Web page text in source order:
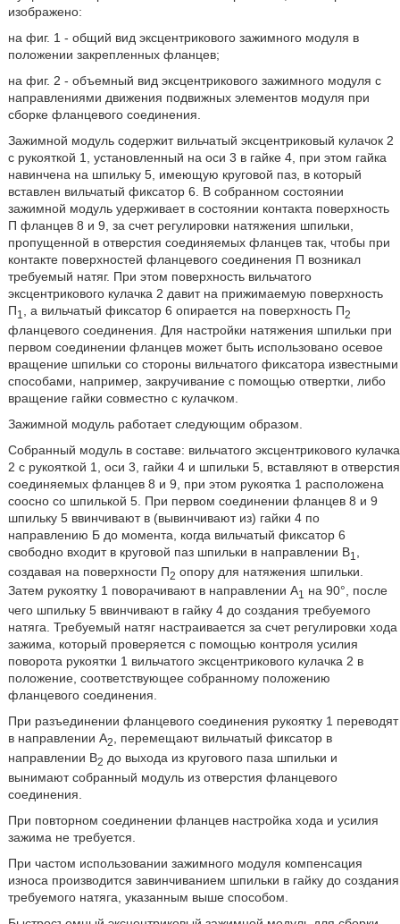
изображено:
на фиг. 1 - общий вид эксцентрикового зажимного модуля в
положении закрепленных фланцев;
на фиг. 2 - объемный вид эксцентрикового зажимного модуля с
направлениями движения подвижных элементов модуля при
сборке фланцевого соединения.
Зажимной модуль содержит вильчатый эксцентриковый кулачок 2
с рукояткой 1, установленный на оси 3 в гайке 4, при этом гайка
навинчена на шпильку 5, имеющую круговой паз, в который
вставлен вильчатый фиксатор 6. В собранном состоянии
зажимной модуль удерживает в состоянии контакта поверхность
П фланцев 8 и 9, за счет регулировки натяжения шпильки,
пропущенной в отверстия соединяемых фланцев так, чтобы при
контакте поверхностей фланцевого соединения П возникал
требуемый натяг. При этом поверхность вильчатого
эксцентрикового кулачка 2 давит на прижимаемую поверхность
П1 , а вильчатый фиксатор 6 опирается на поверхность П2
фланцевого соединения. Для настройки натяжения шпильки при
первом соединении фланцев может быть использовано осевое
вращение шпильки со стороны вильчатого фиксатора известными
способами, например, закручивание с помощью отвертки, либо
вращение гайки совместно с кулачком.
Зажимной модуль работает следующим образом.
Собранный модуль в составе: вильчатого эксцентрикового кулачка
2 с рукояткой 1, оси 3, гайки 4 и шпильки 5, вставляют в отверстия
соединяемых фланцев 8 и 9, при этом рукоятка 1 расположена
соосно со шпилькой 5. При первом соединении фланцев 8 и 9
шпильку 5 ввинчивают в (вывинчивают из) гайки 4 по
направлению Б до момента, когда вильчатый фиксатор 6
свободно входит в круговой паз шпильки в направлении B1
создавая на поверхности П2 опору для натяжения шпильки.
Затем рукоятку 1 поворачивают в направлении A1
на 90°, после
чего шпильку 5 ввинчивают в гайку 4 до создания требуемого
натяга. Требуемый натяг настраивается за счет регулировки хода
зажима, который проверяется с помощью контроля усилия
поворота рукоятки 1 вильчатого эксцентрикового кулачка 2 в
положение, соответствующее собранному положению
фланцевого соединения.
При разъединении фланцевого соединения рукоятку 1 переводят
в направлении А2
, перемещают вильчатый фиксатор в
направлении В2 до выхода из кругового паза шпильки и
вынимают собранный модуль из отверстия фланцевого
соединения.
При повторном соединении фланцев настройка хода и усилия
зажима не требуется.
При частом использовании зажимного модуля компенсация
износа производится завинчиванием шпильки в гайку до создания
требуемого натяга, указанным выше способом.